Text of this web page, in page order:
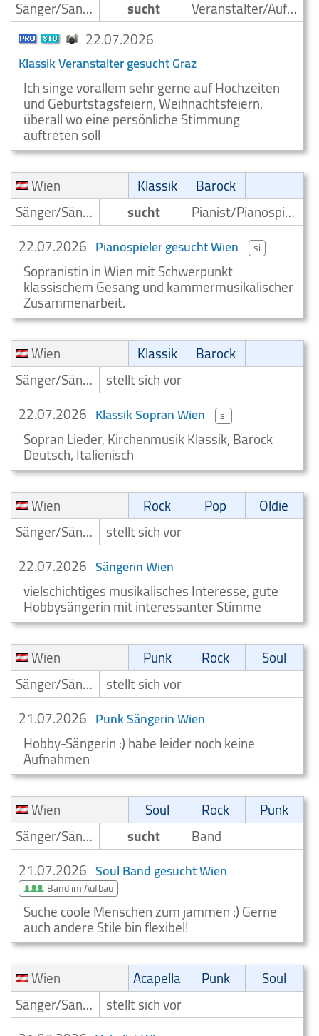
Sänger/Sängerin
sucht
Veranstalter/Auftrittsmoeglichkeit
22.07.2026
Klassik Veranstalter gesucht Graz
Ich singe vorallem sehr gerne auf Hochzeiten
und Geburtstagsfeiern, Weihnachtsfeiern,
überall wo eine persönliche Stimmung
auftreten soll
Wien
Klassik
Barock
Sänger/Sängerin
sucht
Pianist/Pianospieler
22.07.2026 Pianospieler gesucht Wien si
Sopranistin in Wien mit Schwerpunkt
klassischem Gesang und kammermusikalischer
Zusammenarbeit.
Wien
Klassik
Barock
Sänger/Sängerin stellt sich vor
22.07.2026 Klassik Sopran Wien si
Sopran Lieder, Kirchenmusik Klassik, Barock
Deutsch, Italienisch
Wien
Rock Pop
Oldie
Sänger/Sängerin stellt sich vor
22.07.2026 Sängerin Wien
vielschichtiges musikalisches Interesse, gute
Hobbysängerin mit interessanter Stimme
Wien
Punk Rock
Soul
Sänger/Sängerin stellt sich vor
21.07.2026 Punk Sängerin Wien
Hobby-Sängerin :) habe leider noch keine
Aufnahmen
Wien
Soul Rock
Punk
Sänger/Sängerin
sucht
Band
21.07.2026 Soul Band gesucht Wien
Band im Aufbau
Suche coole Menschen zum jammen :) Gerne
auch andere Stile bin flexibel!
Wien
Acapella Punk
Soul
Sänger/Sängerin stellt sich vor